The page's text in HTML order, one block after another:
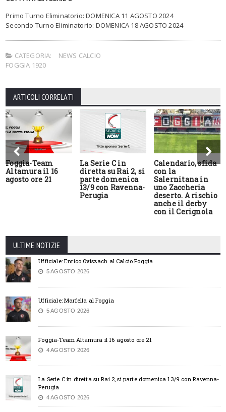
Primo Turno Eliminatorio: DOMENICA 11 AGOSTO 2024
Secondo Turno Eliminatorio: DOMENICA 18 AGOSTO 2024
CATEGORIA:
NEWS CALCIO
FOGGIA 1920
ARTICOLI CORRELATI
Foggia-Team
Altamura il 16
agosto ore 21
La Serie C in
diretta su Rai 2, si
parte domenica
13/9 con Ravenna-
Perugia
Calendario, sfida
con la
Salernitana in
uno Zaccheria
deserto. A rischio
anche il derby
con il Cerignola
ULTIME NOTIZIE
Ufficiale: Enrico Oviszach al Calcio Foggia
5 AGOSTO 2026
Ufficiale: Marfella al Foggia
5 AGOSTO 2026
Foggia-Team Altamura il 16 agosto ore 21
4 AGOSTO 2026
La Serie C in diretta su Rai 2, si parte domenica 13/9 con Ravenna-
Perugia
4 AGOSTO 2026